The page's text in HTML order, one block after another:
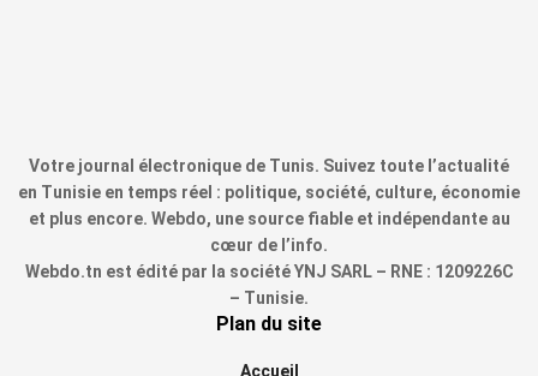
Votre journal électronique de Tunis. Suivez toute l’actualité
en Tunisie en temps réel : politique, société, culture, économie
et plus encore. Webdo, une source fiable et indépendante au
cœur de l’info.
Webdo.tn est édité par la société YNJ SARL – RNE : 1209226C
– Tunisie.
Plan du site
Accueil